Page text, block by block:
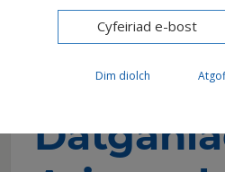
Datganiadau Ariannol
Adeiladu
Dim diolch